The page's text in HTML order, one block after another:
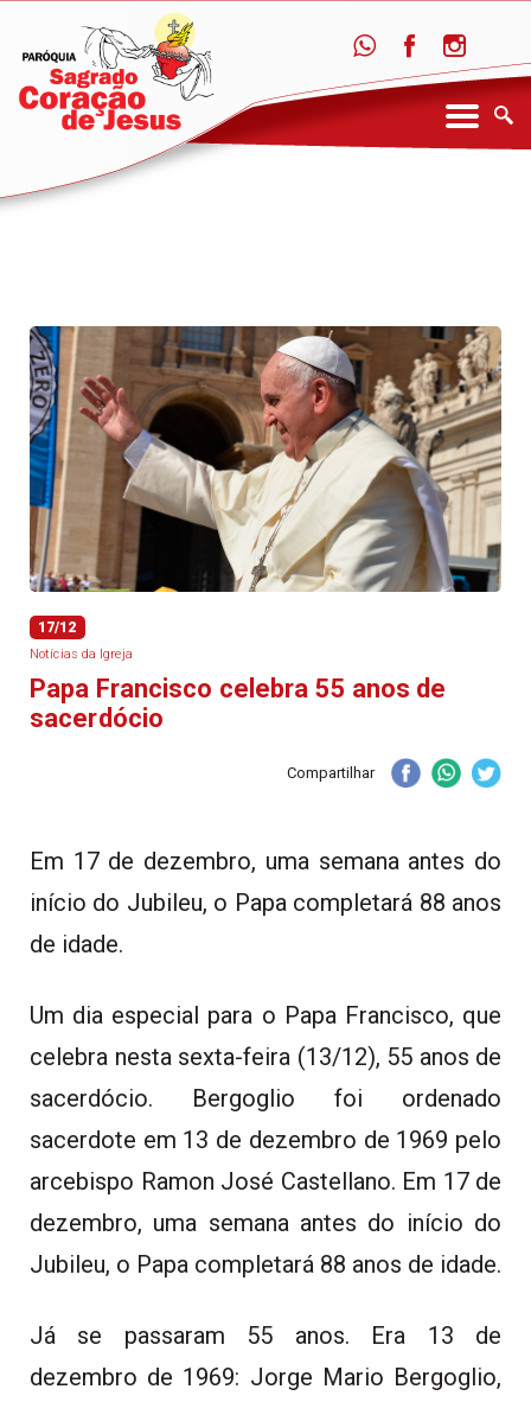
17/12
Notícias da Igreja
Papa Francisco celebra 55 anos de
sacerdócio
Compartilhar
Em 17 de dezembro, uma semana antes do
início do Jubileu, o Papa completará 88 anos
de idade.
Um dia especial para o Papa Francisco, que
celebra nesta sexta-feira (13/12), 55 anos de
sacerdócio. Bergoglio foi ordenado
sacerdote em 13 de dezembro de 1969 pelo
arcebispo Ramon José Castellano. Em 17 de
dezembro, uma semana antes do início do
Jubileu, o Papa completará 88 anos de idade.
Já se passaram 55 anos. Era 13 de
dezembro de 1969: Jorge Mario Bergoglio,